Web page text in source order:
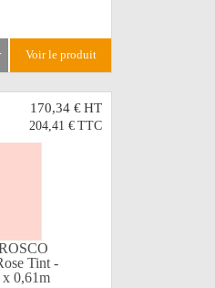
voir le produit
170,34 €HT
204,41 € TTC
Tint -
x 0,61m